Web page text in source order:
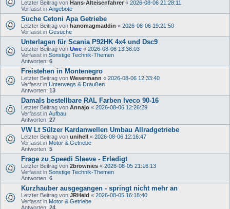
Letzter Beitrag von Hans-Alteisenfahrer « 2026-08-06 21:28:11
Verfasst in Angebote
Suche Cetoni Apa Getriebe
Letzter Beitrag von hanomagmaddin « 2026-08-06 19:21:50
Verfasst in Gesuche
Unterlagen für Scania P92HK 4x4 und Dsc9
Letzter Beitrag von Uwe « 2026-08-06 13:36:03
Verfasst in Sonstige Technik-Themen
Antworten: 6
Freistehen in Montenegro
Letzter Beitrag von Wesermann « 2026-08-06 12:33:40
Verfasst in Unterwegs & Draußen
Antworten: 13
Damals bestellbare RAL Farben Iveco 90-16
Letzter Beitrag von Annajo « 2026-08-06 12:26:29
Verfasst in Aufbau
Antworten: 27
VW Lt Sülzer Kardanwellen Umbau Allradgetriebe
Letzter Beitrag von unihell « 2026-08-06 12:16:47
Verfasst in Motor & Getriebe
Antworten: 5
Frage zu Speedi Sleeve - Erledigt
Letzter Beitrag von 2brownies « 2026-08-05 21:16:13
Verfasst in Sonstige Technik-Themen
Antworten: 6
Kurzhauber ausgegangen - springt nicht mehr an
Letzter Beitrag von JRHeld « 2026-08-05 16:18:40
Verfasst in Motor & Getriebe
Antworten: 24